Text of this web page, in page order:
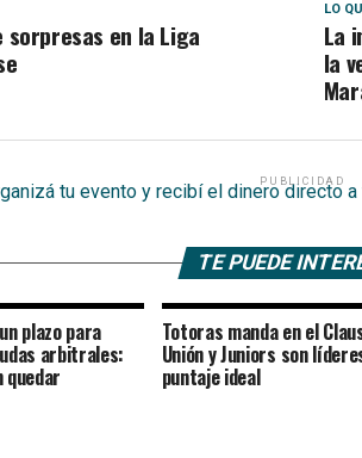
LO
La
la
sorpresas en la Liga
PUBLICIDAD
TE PUEDE
plazo para
arbitrales:
quedar
Totoras manda en el
Unión y Juniors son
puntaje ideal